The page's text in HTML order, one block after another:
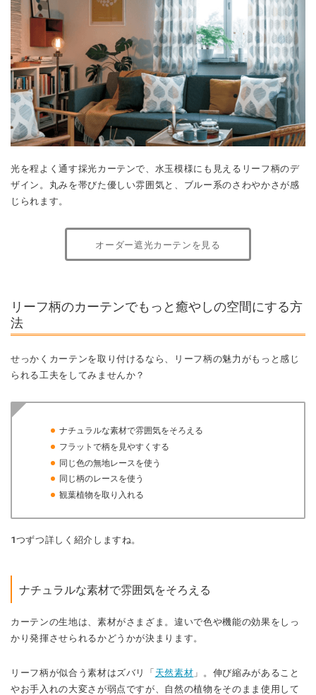
光を程よく通す採光カーテンで、水玉模様にも見えるリーフ柄のデ
ザイン。丸みを帯びた優しい雰囲気と、ブルー系のさわやかさが感
じられます。
オーダー遮光カーテンを見る
リーフ柄のカーテンでもっと癒やしの空間にする方
法
せっかくカーテンを取り付けるなら、リーフ柄の魅力がもっと感じ
られる工夫をしてみませんか？
ナチュラルな素材で雰囲気をそろえる
フラットで柄を見やすくする
同じ色の無地レースを使う
同じ柄のレースを使う
観葉植物を取り入れる
1つずつ詳しく紹介しますね。
ナチュラルな素材で雰囲気をそろえる
カーテンの生地は、素材がさまざま。違いで色や機能の効果をしっ
かり発揮させられるかどうかが決まります。
リーフ柄が似合う素材はズバリ「 天然素材 」。伸び縮みがあること
やお手入れの大変さが弱点ですが、自然の植物をそのまま使用して